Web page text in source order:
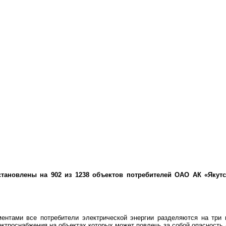
на 902 из 1238 объектов потребителей ОАО АК
все потребители электрической энергии разделяются на три